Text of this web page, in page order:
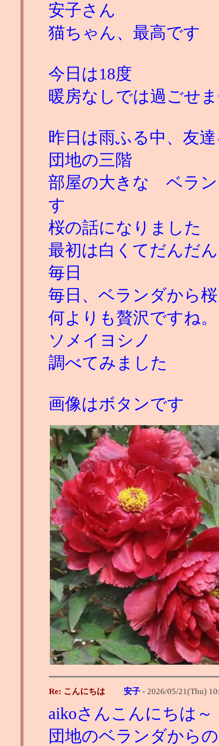
安子さん
猫ちゃん、最高です
今日は18度
暖房なしでは過ごせ
昨日は雨ふる中、友
団地の三階
部屋の大きな ベラン
す
桜の話になりました
最初は白くてだんだ
毎日
毎日、ベランダから
何よりも贅沢ですね。
ソメイヨシノ
調べてみました
画像はボタンです
Re: こんにちは 安子 - 2026/05/21(Thu)
aikoさんこんにちは～
団地のベランダから